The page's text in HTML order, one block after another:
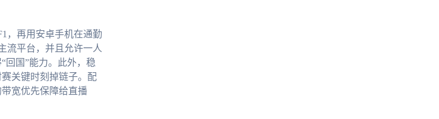
，再用安卓手机在通勤
流平台，并且允许一人
回国”能力。此外，稳
关键时刻掉链子。配
宽优先保障给直播